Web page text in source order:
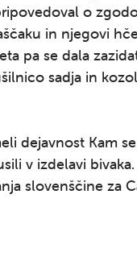
o
in njegovi
pa se dala
sadja in
dejavnost Kam
v izdelavi
slovenščine za